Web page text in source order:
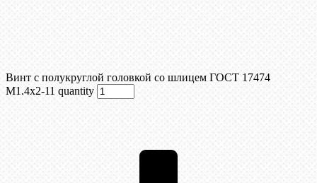
Винт с полукруглой головкой со шлицем ГОСТ 17474
М1.4х2-11 quantity